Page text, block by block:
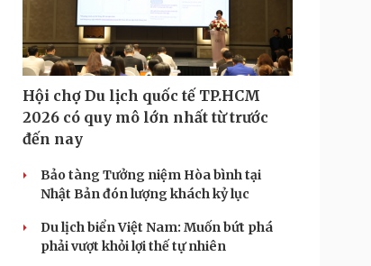
Hội chợ Du lịch quốc tế TP.HCM
2026 có quy mô lớn nhất từ trước
đến nay
Bảo tàng Tưởng niệm Hòa bình tại
Nhật Bản đón lượng khách kỷ lục
Du lịch biển Việt Nam: Muốn bứt phá
phải vượt khỏi lợi thế tự nhiên